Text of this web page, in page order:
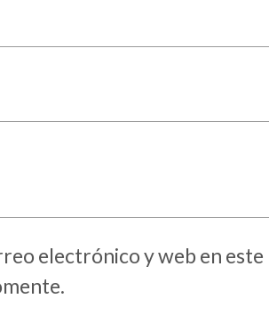
electrónico y web en